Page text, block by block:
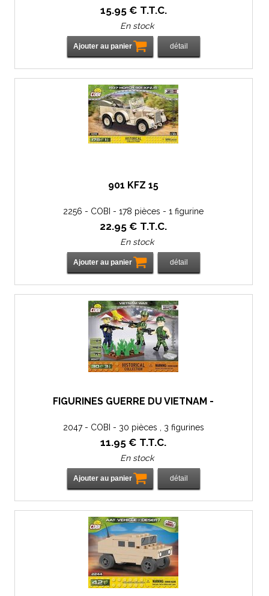
15.95 € T.T.C.
En stock
901 KFZ 15
2256 - COBI - 178 pièces - 1 figurine
22.95 € T.T.C.
En stock
FIGURINES GUERRE DU VIETNAM -
2047 - COBI - 30 pièces , 3 figurines
11.95 € T.T.C.
En stock